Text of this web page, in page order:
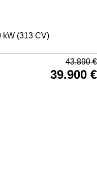
kW (313 CV)
43.890€
39.900 €